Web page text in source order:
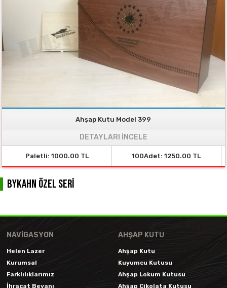
Ahşap Kutu Model 399
DETAYLARI İNCELE
Paletli: 1000.00 TL 100Adet: 1250.00 TL
byKAHN Özel Seri
NAVIGASYON
Helen Lazer
Kurumsal
Farklılıklarımız
İhracat Beyanı
AHŞAP KUTU
Ahşap Kutu
Kuyumcu Kutusu
Ahşap Lokum Kutusu
Ahşap Çikolata Kutusu